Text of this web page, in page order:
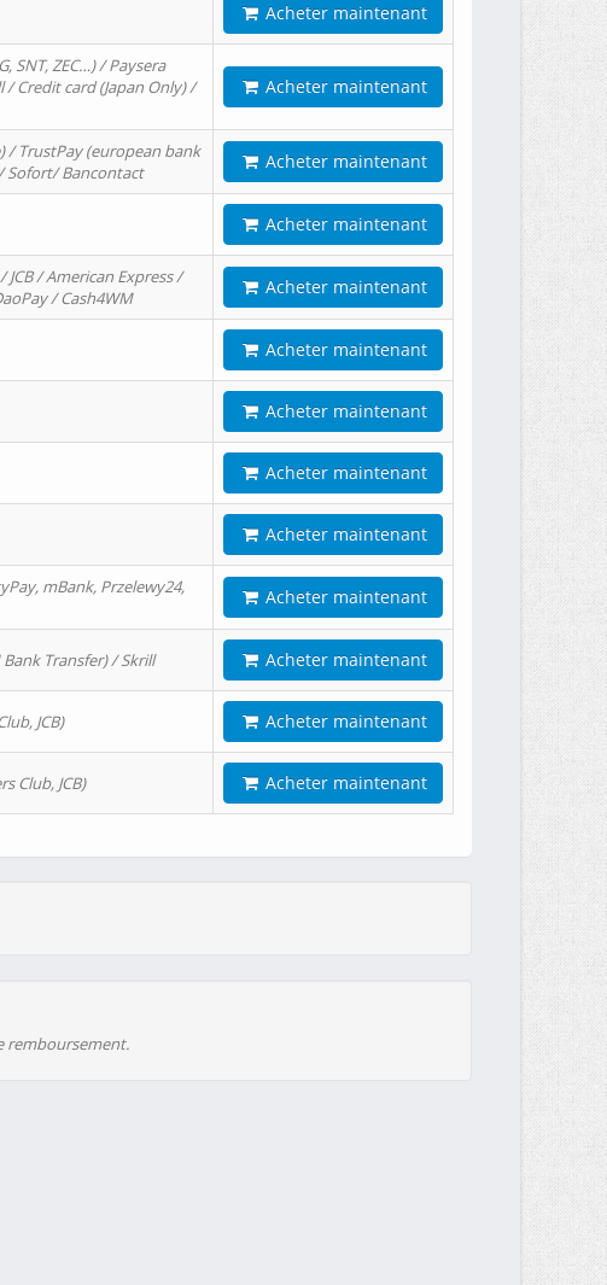
Acheter maintenant
SNT, ZEC…) / Paysera
Credit card (Japan Only) /
Acheter maintenant
/ TrustPay (european bank
Sofort/ Bancontact
Acheter maintenant
Acheter maintenant
/ American Express /
/ Cash4WM
Acheter maintenant
Acheter maintenant
Acheter maintenant
Acheter maintenant
Acheter maintenant
mBank, Przelewy24,
Acheter maintenant
Transfer) / Skrill Acheter maintenant
JCB) Acheter maintenant
Club, JCB) Acheter maintenant
remboursement.